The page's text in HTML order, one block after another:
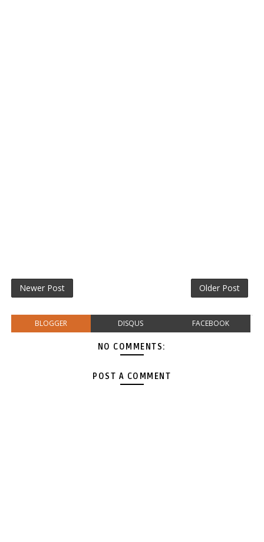
Newer Post Older Post
BLOGGER DISQUS FACEBOOK
NO COMMENTS:
POST A COMMENT